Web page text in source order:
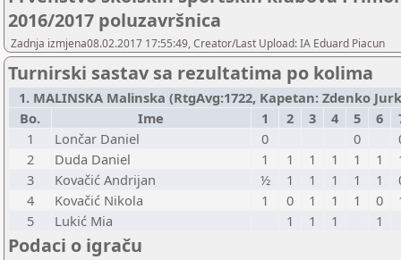
2016/2017 poluzavršnica
Zadnja izmjena08.02.2017 17:55:49, Creator/Last Upload: IA Eduard Piacun
Turnirski sastav sa rezultatima po kolima
1. MALINSKA Malinska (RtgAvg:1722, Kapetan: Zdenko
Bo.
Ime 1 2 3 4 5 6
1
Lončar Daniel 0 0
2
Duda Daniel 1 1 1 1 1 1
3
Kovačić Andrijan ½ 1 1 1 1 1
4
Kovačić Nikola 1 0 1 1 1 0
5
Lukić Mia 1 1 1 1
Podaci o igraču